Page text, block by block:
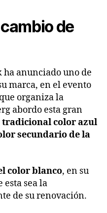
de
ha anunciado uno de
marca, en el evento
organiza la
abordo esta gran
tradicional color azul
secundario de la
color blanco, en su
esta sea la
de su renovación.